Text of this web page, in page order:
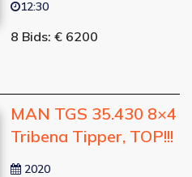
12:30
8 Bids: € 6200
MAN TGS 35.430 8×4
Tribena Tipper, TOP!!!
2020